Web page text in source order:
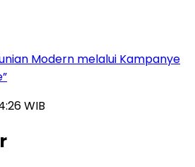
Modern melalui Kampanye
WIB